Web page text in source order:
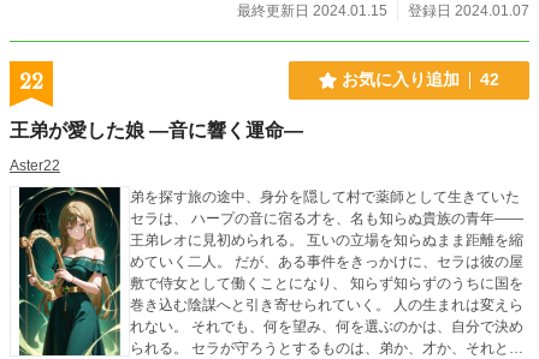
最終更新日 2024.01.15
登録日 2024.01.07
22 お気に入り追加 42
王弟が愛した娘 —音に響く運命—
Aster22
弟を探す旅の途中、身分を隠して村で薬師として生きていた
セラは、 ハープの音に宿る才を、名も知らぬ貴族の青年――
王弟レオに見初められる。 互いの立場を知らぬまま距離を縮
めていく二人。 だが、ある事件をきっかけに、セラは彼の屋
敷で侍女として働くことになり、 知らず知らずのうちに国を
巻き込む陰謀へと引き寄せられていく。 人の生まれは変えら
れない。 それでも、何を望み、何を選ぶのかは、自分で決め
られる。 セラが守ろうとするものは、弟か、才か、それとも